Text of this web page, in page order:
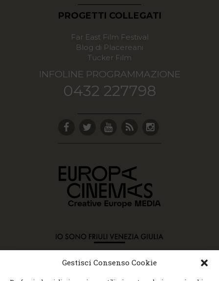
Gestisci Consenso Cookie
PROGETTI COLLEGATI
Far East Film Festival
Blog di Placereani
Tucker Film
INFOLINE PROGRAMMAZIONE
0432 227798